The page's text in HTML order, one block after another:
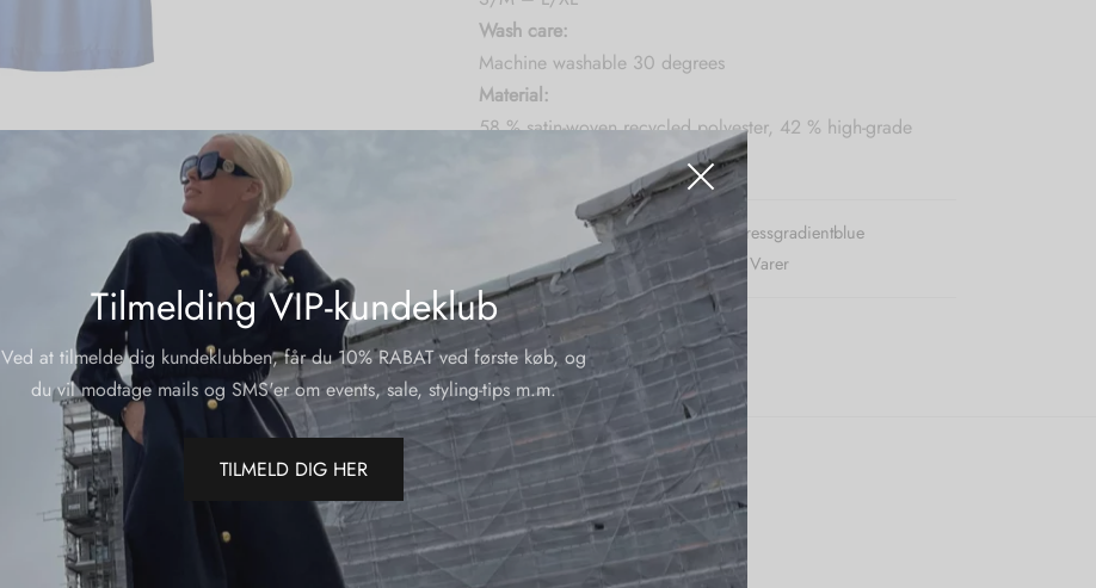
Tilmelding VIP-kundeklub
Ved at tilmelde dig kundeklubben, får du 10% RABAT ved første køb, og
du vil modtage mails og SMS'er om events, sale, styling-tips m.m.
TILMELD DIG HER
Wash care:
Machine washable 30 degrees
Material:
58 % satin-woven recycled polyester, 42 % high-grade
Varenummer (SKU): Karmamialayladressgradientblue
Kategorier: Karmamia Kjoler , Nye Varer
Del